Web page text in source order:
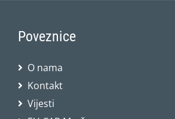
Poveznice
O nama
Kontakt
Vijesti